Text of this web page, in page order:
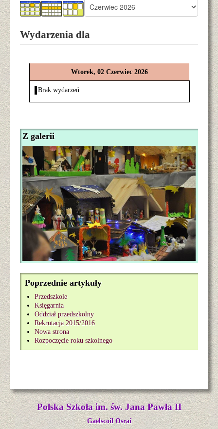
Wydarzenia dla
Wtorek, 02 Czerwiec 2026
Brak wydarzeń
Z galerii
Poprzednie artykuły
Przedszkole
Księgarnia
Oddział przedszkolny
Rekrutacja 2015/2016
Nowa strona
Rozpoczęcie roku szkolnego
Polska Szkoła im. św. Jana Pawła II
Gaelscoil Osraí